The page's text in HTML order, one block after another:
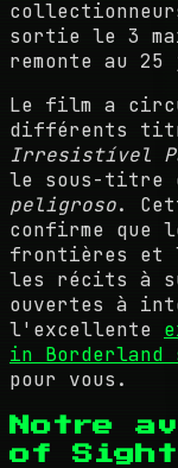
sortie le 3
remonte au
Le film a
différents
Irresistível
le sous-titre
peligroso.
confirme
frontières et
les récits à
ouvertes à
l'excellente
in Borderland
pour vous.
Notre
of